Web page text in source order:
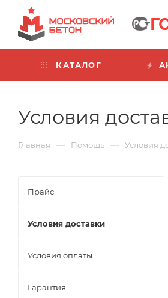
КАТАЛОГ
Условия
Главная — Помощь — Условия
Прайс
Условия доставки
Условия оплаты
Гарантия